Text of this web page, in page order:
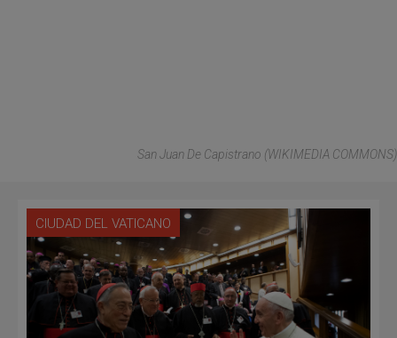
San Juan De Capistrano (WIKIMEDIA COMMONS)
CIUDAD DEL VATICANO